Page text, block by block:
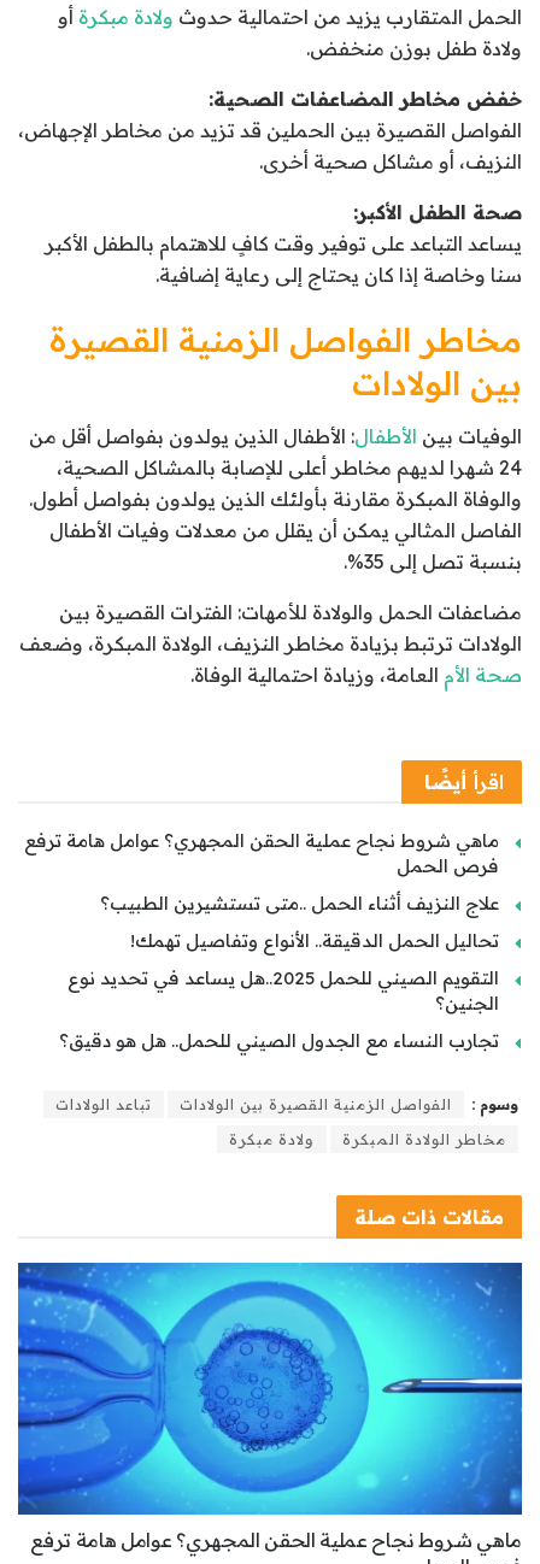
الحمل المتقارب يزيد من احتمالية حدوث ولادة مبكرة أو
ولادة طفل بوزن منخفض.
خفض مخاطر المضاعفات الصحية:
الفواصل القصيرة بين الحملين قد تزيد من مخاطر الإجهاض،
النزيف، أو مشاكل صحية أخرى.
صحة الطفل الأكبر:
يساعد التباعد على توفير وقت كافٍ للاهتمام بالطفل الأكبر
سنا وخاصة إذا كان يحتاج إلى رعاية إضافية.
مخاطر الفواصل الزمنية القصيرة
بين الولادات
الوفيات بين الأطفال: الأطفال الذين يولدون بفواصل أقل من
24 شهرا لديهم مخاطر أعلى للإصابة بالمشاكل الصحية،
والوفاة المبكرة مقارنة بأولئك الذين يولدون بفواصل أطول.
الفاصل المثالي يمكن أن يقلل من معدلات وفيات الأطفال
بنسبة تصل إلى 35%.
مضاعفات الحمل والولادة للأمهات: الفترات القصيرة بين
الولادات ترتبط بزيادة مخاطر النزيف، الولادة المبكرة، وضعف
صحة الأم العامة، وزيادة احتمالية الوفاة.
اقرأ أيضًا
ماهي شروط نجاح عملية الحقن المجهري؟ عوامل هامة ترفع
فرص الحمل
علاج النزيف أثناء الحمل ..متى تستشيرين الطبيب؟
تحاليل الحمل الدقيقة.. الأنواع وتفاصيل تهمك!
التقويم الصيني للحمل 2025..هل يساعد في تحديد نوع
الجنين؟
تجارب النساء مع الجدول الصيني للحمل.. هل هو دقيق؟
وسوم : الفواصل الزمنية القصيرة بين الولادات
تباعد الولادات
مخاطر الولادة المبكرة
ولادة مبكرة
مقالات ذات صلة
ماهي شروط نجاح عملية الحقن المجهري؟ عوامل هامة ترفع